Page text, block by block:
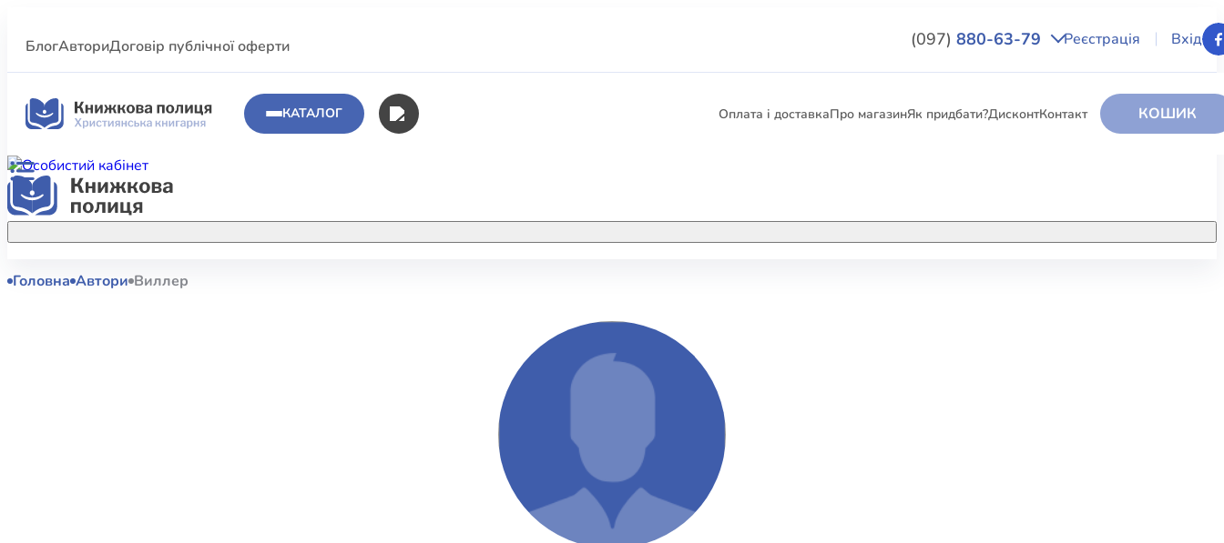
БлогАвториДоговір публічної оферти (097) 880-63-79 Реєстрація Вхід
КАТАЛОГ Оплата і доставкаПро магазинЯк придбати?ДисконтКонтакт КОШИК
Акційні пропозиції
КНИГИ
Біблійне консультування
ЕЛЕКТРОННІ КНИГИ
КНИГА В КОМПЛЕКТІ
Головна Автори Виллер